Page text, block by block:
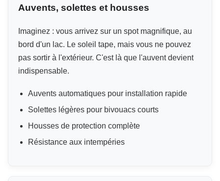
Auvents, solettes et housses
Imaginez : vous arrivez sur un spot magnifique, au
bord d'un lac. Le soleil tape, mais vous ne pouvez
pas sortir à l'extérieur. C'est là que l'auvent devient
indispensable.
Auvents automatiques pour installation rapide
Solettes légères pour bivouacs courts
Housses de protection complète
Résistance aux intempéries